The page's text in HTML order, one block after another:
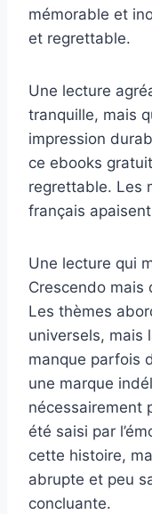
mémorable et
et regrettable.
Une lecture
tranquille, mais
impression
ce ebooks
regrettable. Les
français
Une lecture qui
Crescendo
Les thèmes
universels, mais
manque parfois
une marque
nécessairement
été saisi par
cette histoire,
abrupte et peu
concluante.